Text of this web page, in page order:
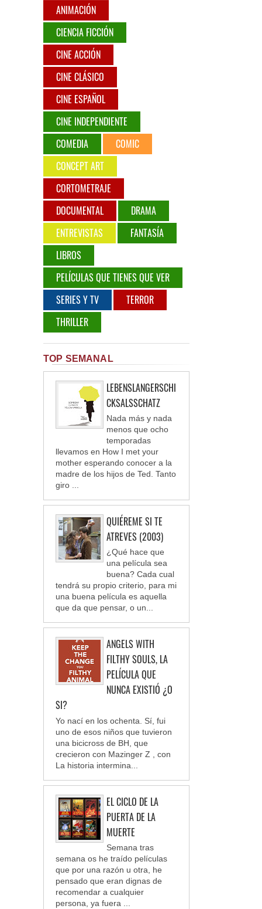
ANIMACIÓN
CIENCIA FICCIÓN
CINE ACCIÓN
CINE CLÁSICO
CINE ESPAÑOL
CINE INDEPENDIENTE
COMEDIA
COMIC
CONCEPT ART
CORTOMETRAJE
DOCUMENTAL
DRAMA
ENTREVISTAS
FANTASÍA
LIBROS
PELÍCULAS QUE TIENES QUE VER
SERIES Y TV
TERROR
THRILLER
TOP SEMANAL
LEBENSLANGERSCHI
CKSALSSCHATZ
Nada más y nada
menos que ocho
temporadas
llevamos en How I met your
mother esperando conocer a la
madre de los hijos de Ted. Tanto
giro ...
QUIÉREME SI TE
ATREVES (2003)
¿Qué hace que
una película sea
buena? Cada cual
tendrá su propio criterio, para mi
una buena película es aquella
que da que pensar, o un...
ANGELS WITH
FILTHY SOULS, LA
PELÍCULA QUE
NUNCA EXISTIÓ ¿O
SI?
Yo nací en los ochenta. Sí, fui
uno de esos niños que tuvieron
una bicicross de BH, que
crecieron con Mazinger Z , con
La historia intermina...
EL CICLO DE LA
PUERTA DE LA
MUERTE
Semana tras
semana os he traído películas
que por una razón u otra, he
pensado que eran dignas de
recomendar a cualquier
persona, ya fuera ...